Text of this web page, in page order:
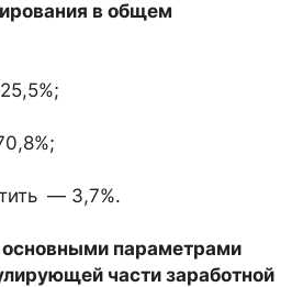
в общем
— 3,7%.
параметрами
части заработной